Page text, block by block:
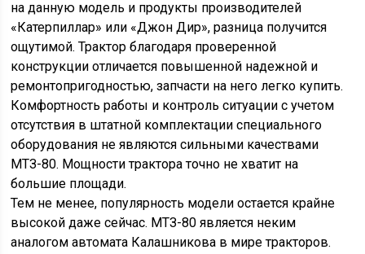
на данную модель и продукты производителей
«Катерпиллар» или «Джон Дир», разница получится
ощутимой. Трактор благодаря проверенной
конструкции отличается повышенной надежной и
ремонтопригодностью, запчасти на него легко купить.
Комфортность работы и контроль ситуации с учетом
отсутствия в штатной комплектации специального
оборудования не являются сильными качествами
МТЗ-80. Мощности трактора точно не хватит на
большие площади.
Тем не менее, популярность модели остается крайне
высокой даже сейчас. МТЗ-80 является неким
аналогом автомата Калашникова в мире тракторов.